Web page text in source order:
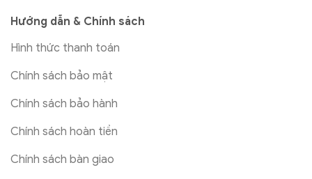
Hướng dẫn & Chính sách
Hình thức thanh toán
Chính sách bảo mật
Chính sách bảo hành
Chính sách hoàn tiền
Chính sách bàn giao